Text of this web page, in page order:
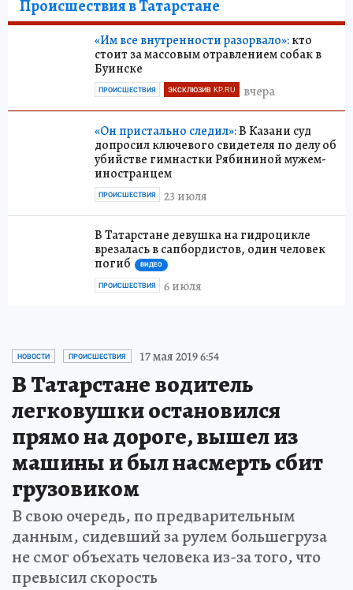
Происшествия в Татарстане
«Им все внутренности разорвало»:кто
стоит за массовым отравлением собак в
Буинске
вчера
ПРОИСШЕСТВИЯ ЭКСКЛЮЗИВ KP.RU
«Он пристально следил»:В Казани суд
допросил ключевого свидетеля по делу об
убийстве гимнастки Рябининой мужем-
иностранцем
23 июля
ПРОИСШЕСТВИЯ
В Татарстане девушка на гидроцикле
врезалась в сапбордистов, один человек
погиб
ВИДЕО
6 июля
ПРОИСШЕСТВИЯ
НОВОСТИ ПРОИСШЕСТВИЯ 17 мая 2019 6:54
В Татарстане водитель
легковушки остановился
прямо на дороге, вышел из
машины и был насмерть сбит
грузовиком
В свою очередь, по предварительным
данным, сидевший за рулем большегруза
не смог объехать человека из-за того, что
превысил скорость